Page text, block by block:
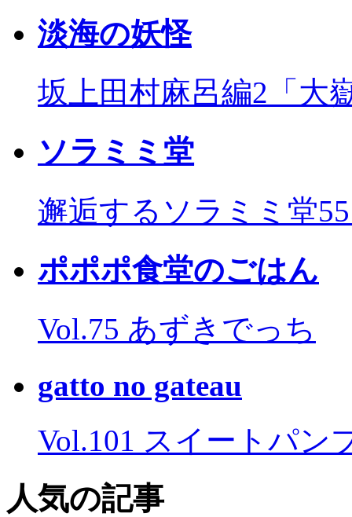
淡海の妖怪
坂上田村麻呂編2「大
ソラミミ堂
邂逅するソラミミ堂
ポポポ食堂のごはん
Vol.75 あずきでっち
gatto no gateau
Vol.101 スイートパン
人気の記事